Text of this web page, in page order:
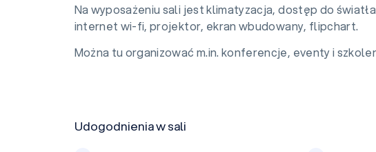
Na wyposażeniu sali jest klimatyzacja, dostęp do
internet wi-fi, projektor, ekran wbudowany, flipchart.
Można tu organizować m.in. konferencje, eventy i
Udogodnienia w sali